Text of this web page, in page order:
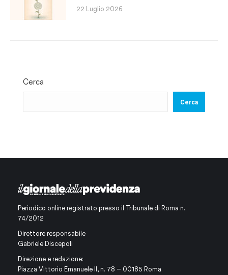
22 Luglio 2026
Cerca
Cerca
Periodico online registrato presso il Tribunale di Roma n.
74/2012
Direttore responsabile
Gabriele Discepoli
Direzione e redazione:
Piazza Vittorio Emanuele II, n. 78 – 00185 Roma